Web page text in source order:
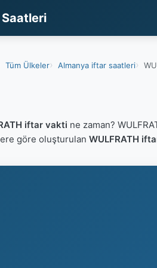
Tüm Ülkeler Almanya iftar saatleri
iftar vakti ne zaman?
göre oluşturulan WULFRATH